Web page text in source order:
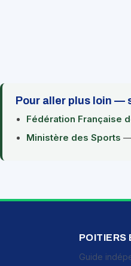
Pour aller plus loin —
Fédération Française
Ministère des Sports —
POITIERS
Guide